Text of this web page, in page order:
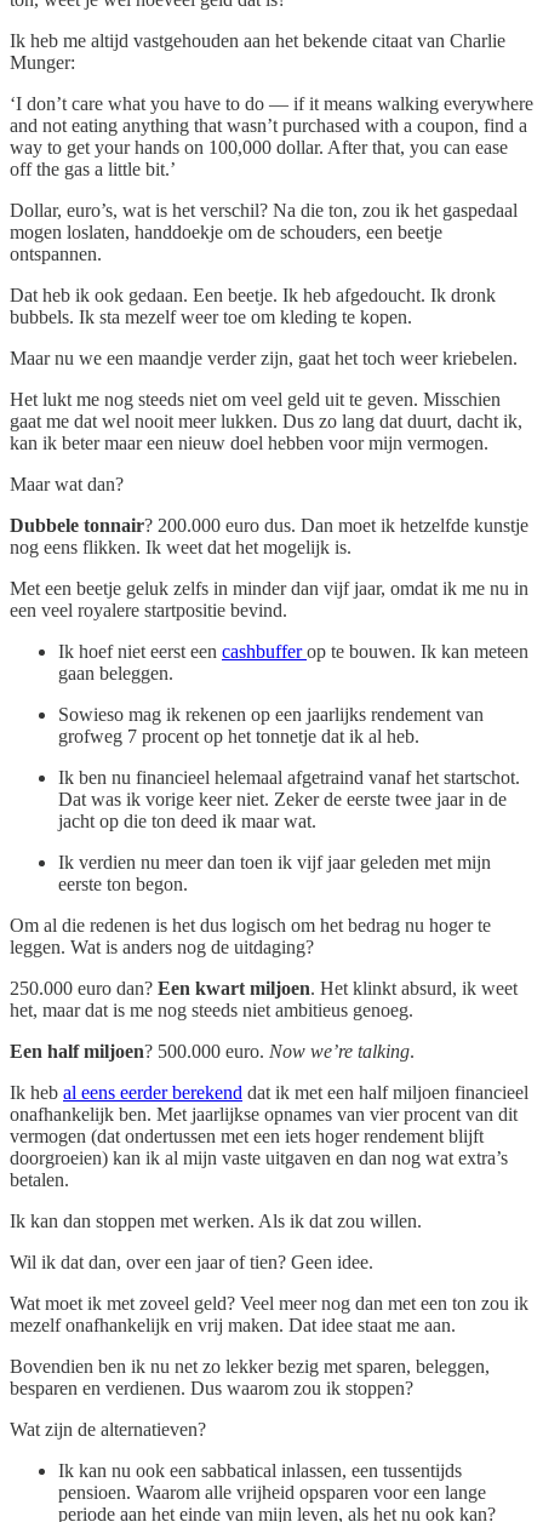
Ik heb me altijd vastgehouden aan het bekende citaat van Charlie
Munger:
‘I don’t care what you have to do — if it means walking everywhere
and not eating anything that wasn’t purchased with a coupon, find a
way to get your hands on 100,000 dollar. After that, you can ease
off the gas a little bit.’
Dollar, euro’s, wat is het verschil? Na die ton, zou ik het gaspedaal
mogen loslaten, handdoekje om de schouders, een beetje
ontspannen.
Dat heb ik ook gedaan. Een beetje. Ik heb afgedoucht. Ik dronk
bubbels. Ik sta mezelf weer toe om kleding te kopen.
Maar nu we een maandje verder zijn, gaat het toch weer kriebelen.
Het lukt me nog steeds niet om veel geld uit te geven. Misschien
gaat me dat wel nooit meer lukken. Dus zo lang dat duurt, dacht ik,
kan ik beter maar een nieuw doel hebben voor mijn vermogen.
Maar wat dan?
Dubbele tonnair? 200.000 euro dus. Dan moet ik hetzelfde kunstje
nog eens flikken. Ik weet dat het mogelijk is.
Met een beetje geluk zelfs in minder dan vijf jaar, omdat ik me nu in
een veel royalere startpositie bevind.
Ik hoef niet eerst een cashbufferop te bouwen. Ik kan meteen
gaan beleggen.
Sowieso mag ik rekenen op een jaarlijks rendement van
grofweg 7 procent op het tonnetje dat ik al heb.
Ik ben nu financieel helemaal afgetraind vanaf het startschot.
Dat was ik vorige keer niet. Zeker de eerste twee jaar in de
jacht op die ton deed ik maar wat.
Ik verdien nu meer dan toen ik vijf jaar geleden met mijn
eerste ton begon.
Om al die redenen is het dus logisch om het bedrag nu hoger te
leggen. Wat is anders nog de uitdaging?
250.000 euro dan? Een kwart miljoen. Het klinkt absurd, ik weet
het, maar dat is me nog steeds niet ambitieus genoeg.
Een half miljoen? 500.000 euro. Now we’re talking.
Ik heb al eens eerder berekend dat ik met een half miljoen financieel
onafhankelijk ben. Met jaarlijkse opnames van vier procent van dit
vermogen (dat ondertussen met een iets hoger rendement blijft
doorgroeien) kan ik al mijn vaste uitgaven en dan nog wat extra’s
betalen.
Ik kan dan stoppen met werken. Als ik dat zou willen.
Wil ik dat dan, over een jaar of tien? Geen idee.
Wat moet ik met zoveel geld? Veel meer nog dan met een ton zou ik
mezelf onafhankelijk en vrij maken. Dat idee staat me aan.
Bovendien ben ik nu net zo lekker bezig met sparen, beleggen,
besparen en verdienen. Dus waarom zou ik stoppen?
Wat zijn de alternatieven?
Ik kan nu ook een sabbatical inlassen, een tussentijds
pensioen. Waarom alle vrijheid opsparen voor een lange
periode aan het einde van mijn leven, als het nu ook kan?